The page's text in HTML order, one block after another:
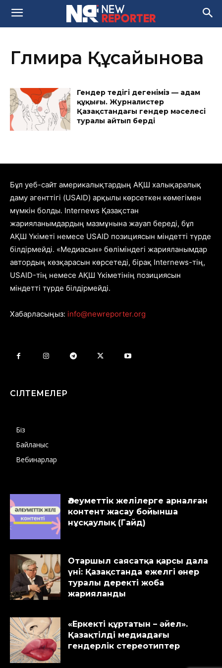
Гүлмира Құсайынова
Гендер теңдігі дегеніміз — адам
құқығы. Журналистер
Қазақстандағы гендер мәселесі
туралы айтып берді
Бұл уеб-сайт америкалықтардың АҚШ халықаралық
даму агенттігі (USAID) арқылы көрсеткен көмегімен
мүмкін болды. Internews Қазақстан
жарияланымдардың мазмұнына жауап береді, бұл
АҚШ Үкіметі немесе USAID позициясын міндетті түрде
білдірмейді. «Медиасын» бөліміндегі жарияланымдар
автордың көзқарасын көрсетеді, бірақ Internews-тің,
USAID-тің немесе АҚШ Үкіметінің позициясын
міндетті түрде білдірмейді.
Хабарласыңыз: info@newreporter.org
СІЛТЕМЕЛЕР
Біз
Байланыс
Вебинарлар
Әлеуметтік желілерге арналған
контент жасау бойынша
нұсқаулық (Гайд)
Отаршыл саясатқа қарсы дала
үні: Қазақстанда ежелгі өнер
туралы деректі жоба
жарияланды
«Еркекті құртатын – әйел».
Қазақтілді медиадағы
гендерлік стереотиптер